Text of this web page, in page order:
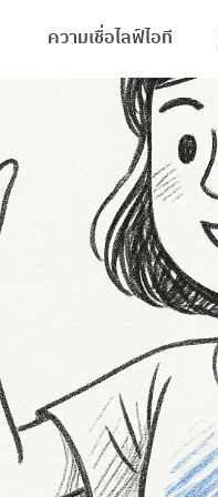
ความเชื่อไลฟ์ไอที